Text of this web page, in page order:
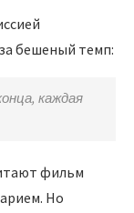
бешеный темп:
каждая
фильм
Но